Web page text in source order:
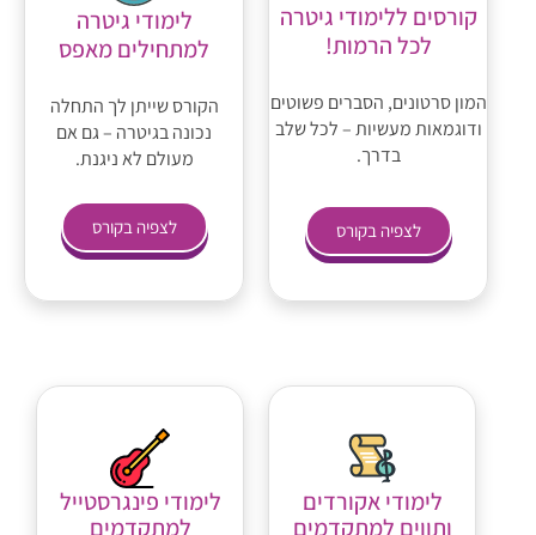
קורסים ללימודי גיטרה
לכל הרמות!
המון סרטונים, הסברים פשוטים
ודוגמאות מעשיות – לכל שלב
בדרך.
לצפיה בקורס
לימודי גיטרה
למתחילים מאפס
הקורס שייתן לך התחלה
נכונה בגיטרה – גם אם
מעולם לא ניגנת.
לצפיה בקורס
לימודי אקורדים
ותווים למתקדמים
לימודי פינגרסטייל
למתקדמים